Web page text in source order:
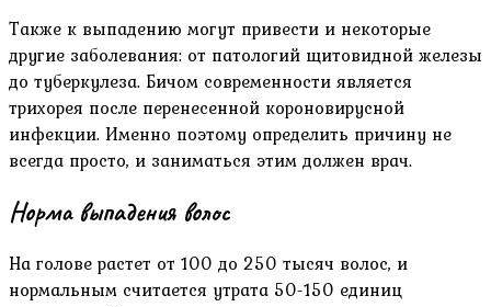
Также к выпадению могут привести и некоторые
другие заболевания: от патологий щитовидной железы
до туберкулеза. Бичом современности является
трихорея после перенесенной короновирусной
инфекции. Именно поэтому определить причину не
всегда просто, и заниматься этим должен врач.
Норма выпадения волос
На голове растет от 100 до 250 тысяч волос, и
нормальным считается утрата 50-150 единиц